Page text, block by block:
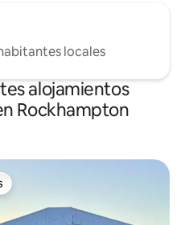
locales
alojamientos
Rockhampton
huéspedes